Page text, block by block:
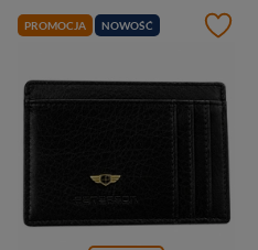
PROMOCJA NOWOŚĆ